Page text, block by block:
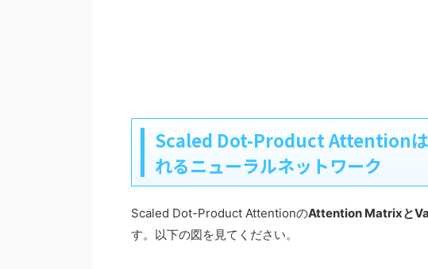
Scaled Dot-Product Attentionは
れるニューラルネットワーク
Scaled Dot-Product AttentionのAttention Matrixと
す。以下の図を見てください。